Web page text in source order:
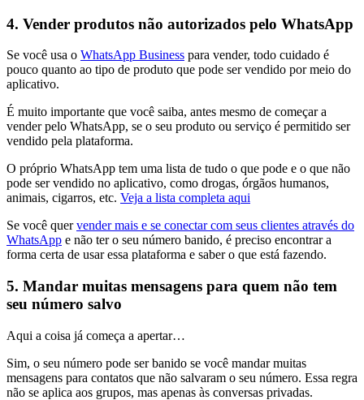
4. Vender produtos não autorizados pelo WhatsApp
Se você usa o WhatsApp Business para vender, todo cuidado é
pouco quanto ao tipo de produto que pode ser vendido por meio do
aplicativo.
É muito importante que você saiba, antes mesmo de começar a
vender pelo WhatsApp, se o seu produto ou serviço é permitido ser
vendido pela plataforma.
O próprio WhatsApp tem uma lista de tudo o que pode e o que não
pode ser vendido no aplicativo, como drogas, órgãos humanos,
animais, cigarros, etc. Veja a lista completa aqui
Se você quervender mais e se conectar com seus clientes através do
WhatsApp e não ter o seu número banido, é preciso encontrar a
forma certa de usar essa plataforma e saber o que está fazendo.
5. Mandar muitas mensagens para quem não tem
seu número salvo
Aqui a coisa já começa a apertar…
Sim, o seu número pode ser banido se você mandar muitas
mensagens para contatos que não salvaram o seu número. Essa regra
não se aplica aos grupos, mas apenas às conversas privadas.